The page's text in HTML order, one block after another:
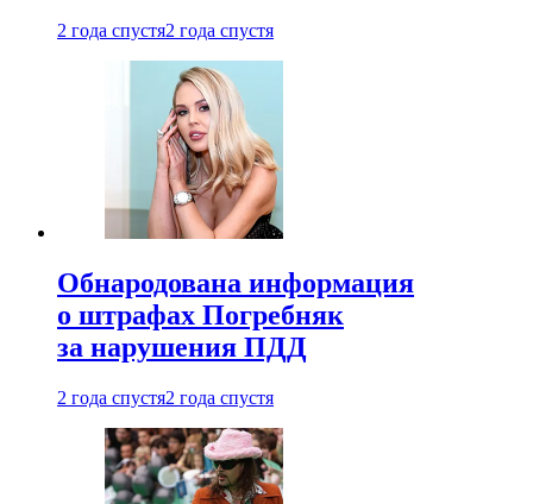
2 года спустя2 года спустя
Обнародована информация
о штрафах Погребняк
за нарушения ПДД
2 года спустя2 года спустя